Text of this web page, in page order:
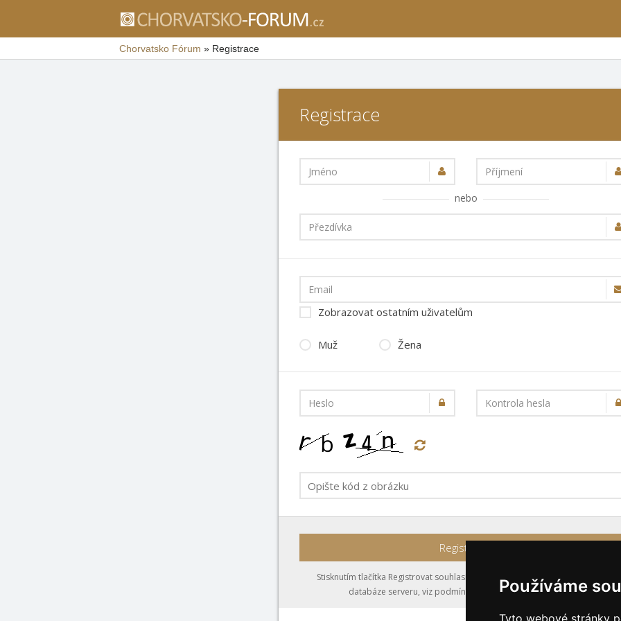
Používáme
Tyto webové stránky
Chorvatsko Fórum » Registrace
Registrace
Jméno
Příjmení
nebo
Přezdívka
Email
Zobrazovat ostatním uživatelům
Muž Žena
Heslo Kontrola hesla
Registrovat
Stisknutím tlačítka Registrovat souhlasíte s uložením výše zadaných údajů do
databáze serveru, viz podmínky
nakládání s osobními údaji.